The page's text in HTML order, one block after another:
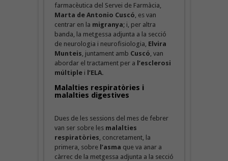
farmacèutica del Servei de Farmàcia,
Marta de Antonio Cuscó, es van
centrar en la migranya; i, per altra
banda, la metgessa adjunta a la secció
de neurologia i neurofisiologia, Elvira
Munteis, juntament amb Cuscó, van
abordar el tractament per a l’esclerosi
múltiplei l’ELA.
Malalties respiratòries i
malalties digestives
Dues de les sessions del mes de febrer
van ser sobre les malalties
respiratòries, concretament, la
primera, sobre l’asma que va anar a
càrrec de la metgessa adjunta a la secció